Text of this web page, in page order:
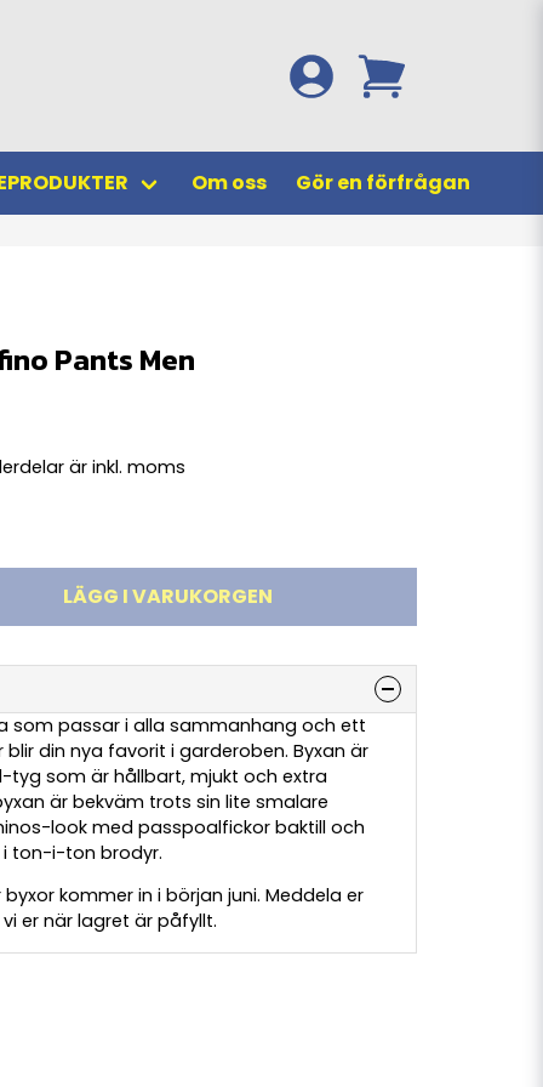
Om oss Gör en förfrågan
Pants Men
är inkl. moms
LÄGG I VARUKORGEN
som passar i alla sammanhang och ett
din nya favorit i garderoben. Byxan är
som är hållbart, mjukt och extra
är bekväm trots sin lite smalare
look med passpoalfickor baktill och
ton-i-ton brodyr.
kommer in i början juni. Meddela er
er när lagret är påfyllt.